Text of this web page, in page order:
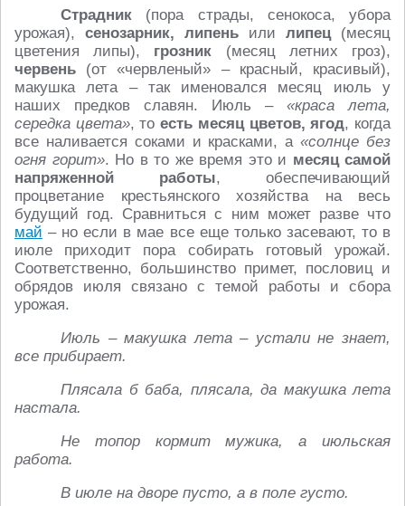
Страдник (пора страды, сенокоса, убора
урожая), сенозарник, липень или липец(месяц
цветения липы), грозник (месяц летних гроз),
червень (от «червленый» – красный, красивый),
макушка лета – так именовался месяц июль у
наших предков славян. Июль – «краса лета,
середка цвета», тоесть месяц цветов, ягод, когда
все наливается соками и красками, а«солнце без
огня горит». Но в то же время это и месяц самой
напряженной работы, обеспечивающий
процветание крестьянского хозяйства на весь
будущий год. Сравниться с ним может разве что
май – но если в мае все еще только засевают, то в
июле приходит пора собирать готовый урожай.
Соответственно, большинство примет, пословиц и
обрядов июля связано с темой работы и сбора
урожая.
Июль – макушка лета – устали не знает,
все прибирает.
Плясала б баба, плясала, да макушка лета
настала.
Не топор кормит мужика, а июльская
работа.
В июле на дворе пусто, а в поле густо.